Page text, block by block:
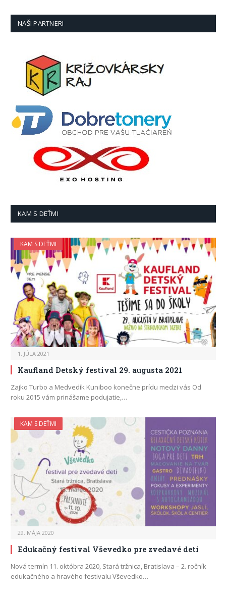
NAŠI PARTNERI
KAM S DEŤMI
KAM S DEŤMI
1. JÚLA 2021
Kaufland Detský festival 29. augusta 2021
Zajko Turbo a Medvedík Kuniboo konečne prídu medzi vás Od
roku 2015 vám prinášame podujatie,…
KAM S DEŤMI
29. MÁJA 2020
Edukačný festival Vševedko pre zvedavé deti
Nová termín 11. októbra 2020, Stará tržnica, Bratislava – 2. ročník
edukačného a hravého festivalu Vševedko…